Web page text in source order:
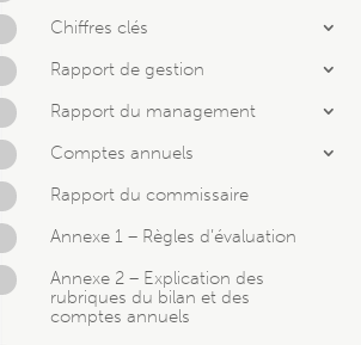
Chiffres clés
Rapport de gestion
Rapport du management
Comptes annuels
Rapport du commissaire
Annexe 1 – Règles d’évaluation
Annexe 2 – Explication des
rubriques du bilan et des
comptes annuels